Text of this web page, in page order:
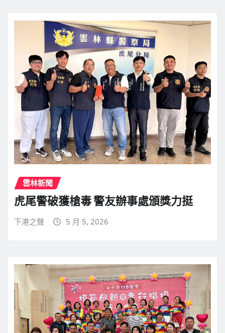
雲林新聞
虎尾警破獲槍毒 警友辦事處頒獎力挺
下港之聲 5 月 5, 2026